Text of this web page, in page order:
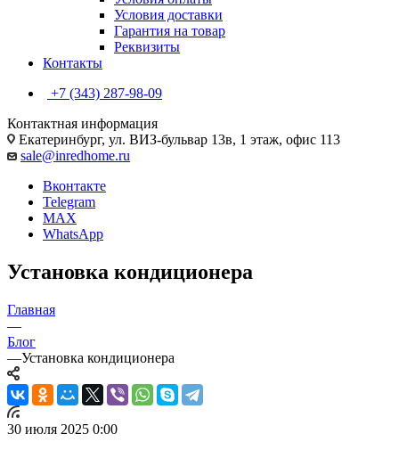
Условия доставки
Гарантия на товар
Реквизиты
Контакты
+7 (343) 287-98-09
Контактная информация
Екатеринбург, ул. ВИЗ-бульвар 13в, 1 этаж, офис 113
sale@inredhome.ru
Вконтакте
Telegram
MAX
WhatsApp
Установка кондиционера
Главная
—
Блог
—Установка кондиционера
30 июля 2025 0:00